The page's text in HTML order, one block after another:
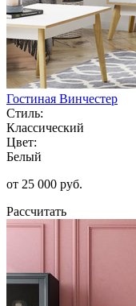
Гостиная Винчестер
Стиль:
Классический
Цвет:
Белый
от 25 000 руб.
Рассчитать